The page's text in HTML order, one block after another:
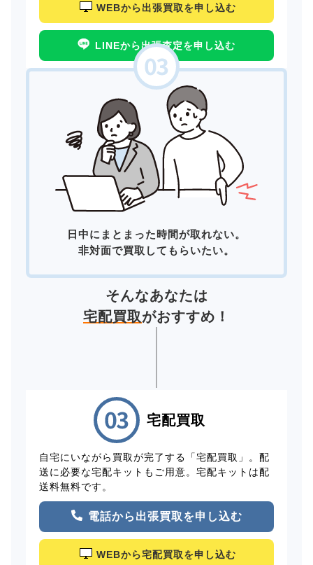
WEBから出張買取を申し込む
LINEから出張査定を申し込む
日中にまとまった時間が取れない。
非対面で買取してもらいたい。
そんなあなたは
宅配買取がおすすめ！
宅配買取
自宅にいながら買取が完了する「宅配買取」。配
送に必要な宅配キットもご用意。宅配キットは配
送料無料です。
電話から出張買取を申し込む
WEBから宅配買取を申し込む